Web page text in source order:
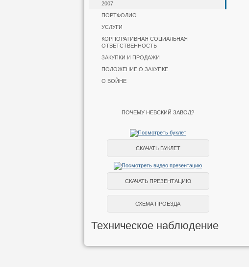
2007
ПОРТФОЛИО
УСЛУГИ
КОРПОРАТИВНАЯ СОЦИАЛЬНАЯ
ОТВЕТСТВЕННОСТЬ
ЗАКУПКИ И ПРОДАЖИ
ПОЛОЖЕНИЕ О ЗАКУПКЕ
О ВОЙНЕ
ПОЧЕМУ НЕВСКИЙ ЗАВОД?
СКАЧАТЬ БУКЛЕТ
СКАЧАТЬ ПРЕЗЕНТАЦИЮ
СХЕМА ПРОЕЗДА
Техническое наблюдение